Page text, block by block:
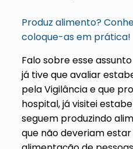
Produz alimento?
coloque-as em prática!
Falo sobre esse
já tive que avaliar
pela Vigilância e que
hospital, já visitei
seguem produzindo
que não deveriam